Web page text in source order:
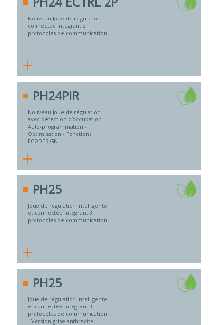
Nouveau Joue de régulation
connectée intégrant 2
protocoles de communication
+
PH24PIR
Nouveau Joue de régulation
avec détection d’occupation –
Auto-programmation -
Optimisation - Fonctions
ECODESIGN
+
PH25
Joue de régulation intelligente
et connectée intégrant 3
protocoles de communication
+
PH25
Joue de régulation intelligente
et connectée intégrant 3
protocoles de communication
- Version grise anthracite